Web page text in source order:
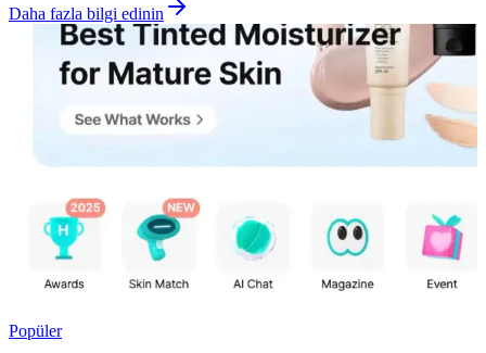
Daha fazla bilgi edinin
Popüler